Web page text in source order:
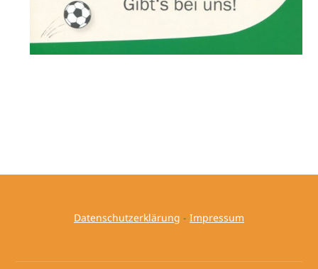
Datenschutzerklärung - Impressum